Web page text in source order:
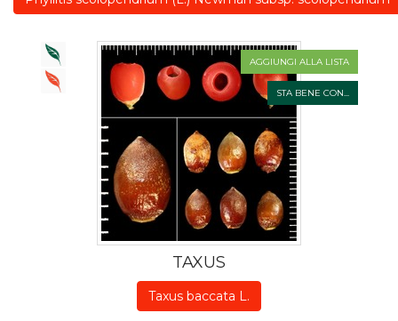
AGGIUNGI ALLA LISTA
STA BENE CON...
TAXUS
Taxus baccata L.